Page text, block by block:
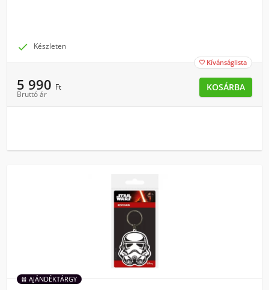
 Készleten
 Kívánságlista
5 990 Ft
Bruttó ár
KOSÁRBA
AJÁNDÉKTÁRGY